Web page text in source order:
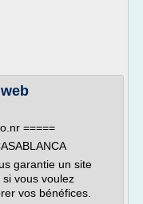
=====
garantie un site
vous voulez
vos bénéfices.